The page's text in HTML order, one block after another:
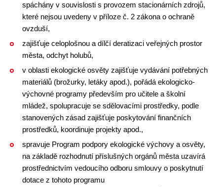
spáchány v souvislosti s provozem stacionárních zdrojů,
které nejsou uvedeny v příloze č. 2 zákona o ochraně
ovzduší,
zajišťuje celoplošnou a dílčí deratizaci veřejných prostor
města, odchyt holubů,
v oblasti ekologické osvěty zajišťuje vydávání potřebných
materiálů (brožurky, letáky apod.), pořádá ekologicko-
výchovné programy především pro učitele a školní
mládež, spolupracuje se sdělovacími prostředky, podle
stanovených zásad zajišťuje poskytování finančních
prostředků, koordinuje projekty apod.,
spravuje Program podpory ekologické výchovy a osvěty,
na základě rozhodnutí příslušných orgánů města uzavírá
prostřednictvím vedoucího odboru smlouvy o poskytnutí
dotace z tohoto programu